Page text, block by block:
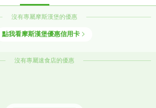
咖啡廳 吃到飽 5星飯店餐廳
牛排館 速食店 拉麵
沒有專屬摩斯漢堡的優惠
點我看摩斯漢堡優惠信用卡
沒有專屬速食店的優惠